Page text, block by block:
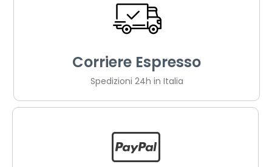
Corriere Espresso
Spedizioni 24h in Italia